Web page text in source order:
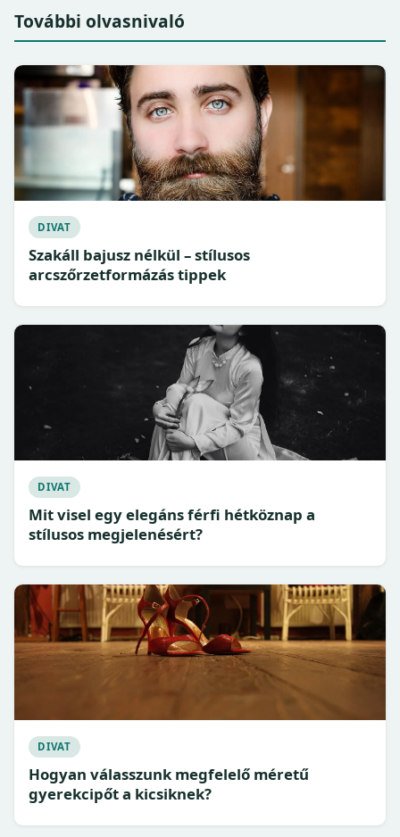
További olvasnivaló
DIVAT
Szakáll bajusz nélkül – stílusos
arcszőrzetformázás tippek
DIVAT
Mit visel egy elegáns férfi hétköznap a
stílusos megjelenésért?
DIVAT
Hogyan válasszunk megfelelő méretű
gyerekcipőt a kicsiknek?